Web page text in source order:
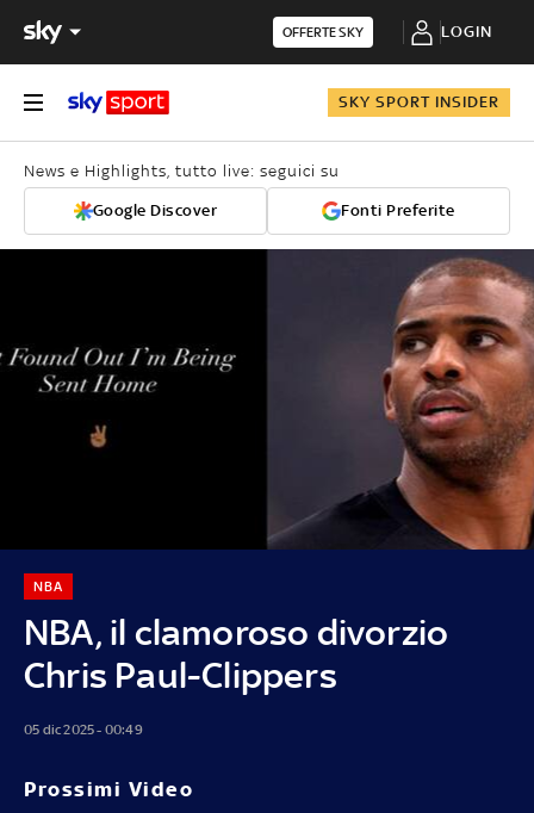
OFFERTE SKY LOGIN
SKY SPORT INSIDER
News e Highlights, tutto live: seguici su
Google Discover Fonti Preferite
NBA, il clamoroso divorzio
Chris Paul-Clippers
NBA
05 dic 2025 - 00:49
Prossimi Video